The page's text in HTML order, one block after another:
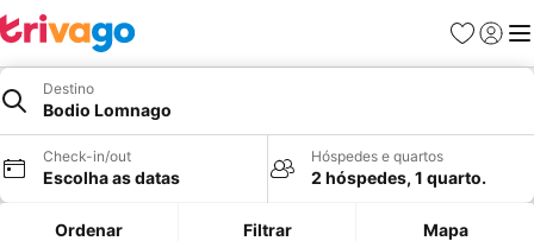
Favoritos
Iniciar
Destino
Bodio Lomnago
Check-in/out
Escolha as datas
Hóspedes e quartos
2 hóspedes, 1 quarto.
Ordenar Filtrar Mapa